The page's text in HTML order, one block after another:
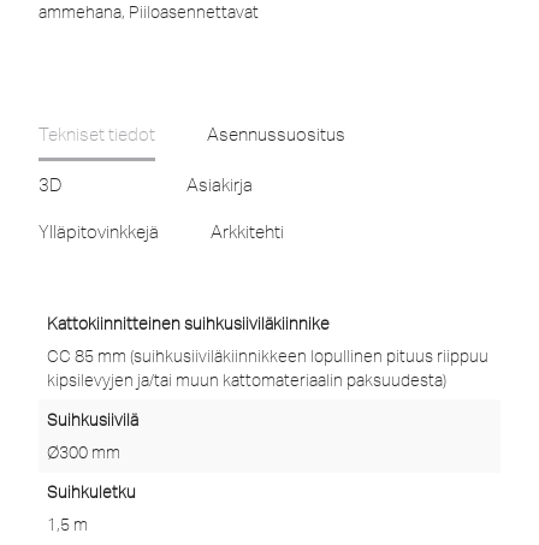
ammehana, Piiloasennettavat
Tekniset tiedot Asennussuositus
3D Asiakirja
Ylläpitovinkkejä Arkkitehti
Kattokiinnitteinen suihkusiiviläkiinnike
CC 85 mm (suihkusiiviläkiinnikkeen lopullinen pituus riippuu
kipsilevyjen ja/tai muun kattomateriaalin paksuudesta)
Suihkusiivilä
Ø300 mm
Suihkuletku
1,5 m